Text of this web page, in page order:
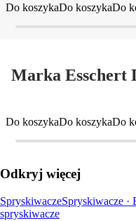
Do koszykaDo koszykaDo
Marka Esschert
Do koszykaDo koszykaDo
Odkryj więcej
SpryskiwaczeSpryskiwacze ·
spryskiwacze